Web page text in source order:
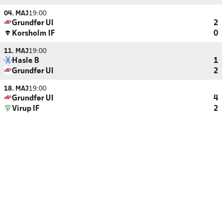
04. MAJ19:00
Grundfør UI
2
Korsholm IF
0
11. MAJ19:00
Hasle B
1
Grundfør UI
2
18. MAJ19:00
Grundfør UI
4
Virup IF
2